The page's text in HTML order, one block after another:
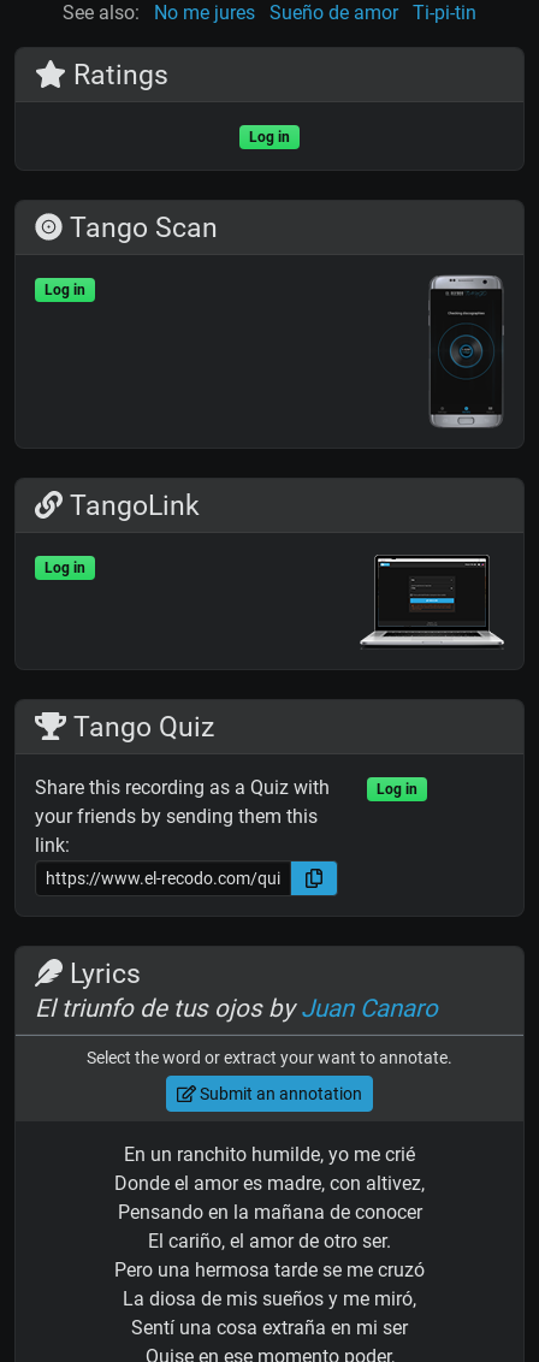
See also: No me jures Sueño de amor Ti-pi-tin
Ratings
Log in
Tango Scan
Log in
TangoLink
Log in
Tango Quiz
Share this recording as a Quiz with
your friends by sending them this
link:
Log in
Lyrics
El triunfo de tus ojos byJuan Canaro
Select the word or extract your want to annotate.
Submit an annotation
En un ranchito humilde, yo me crié
Donde el amor es madre, con altivez,
Pensando en la mañana de conocer
El cariño, el amor de otro ser.
Pero una hermosa tarde se me cruzó
La diosa de mis sueños y me miró,
Sentí una cosa extraña en mi ser
Quise en ese momento poder,